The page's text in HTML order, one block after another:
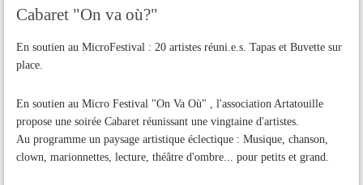
Cabaret "On va où?"
En soutien au MicroFestival : 20 artistes réuni.e.s. Tapas et Buvette sur
place.
En soutien au Micro Festival "On Va Où" , l'association Artatouille
propose une soirée Cabaret réunissant une vingtaine d'artistes.
Au programme un paysage artistique éclectique : Musique, chanson,
clown, marionnettes, lecture, théâtre d'ombre... pour petits et grand.